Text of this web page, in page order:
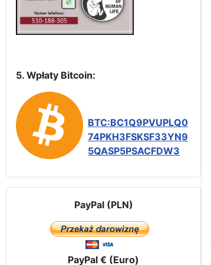
5. Wpłaty Bitcoin:
BTC:BC1Q9PVUPLQ0
74PKH3FSKSF33YN9
5QASP5PSACFDW3
PayPal (PLN)
PayPal € (Euro)